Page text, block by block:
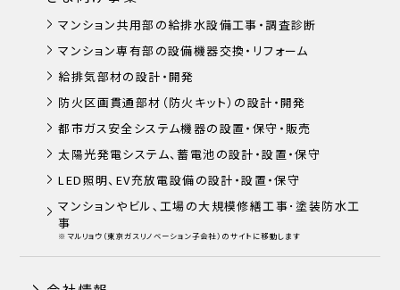
マンション共用部の給排水設備工事・調査診断
マンション専有部の設備機器交換・リフォーム
給排気部材の設計・開発
防火区画貫通部材（防火キット）の設計・開発
都市ガス安全システム機器の設置・保守・販売
太陽光発電システム、蓄電池の設計・設置・保守
LED照明、EV充放電設備の設計・設置・保守
マンションやビル､工場の大規模修繕工事･塗装防水工
事
※マルリョウ（東京ガスリノベーション子会社）のサイトに移動します